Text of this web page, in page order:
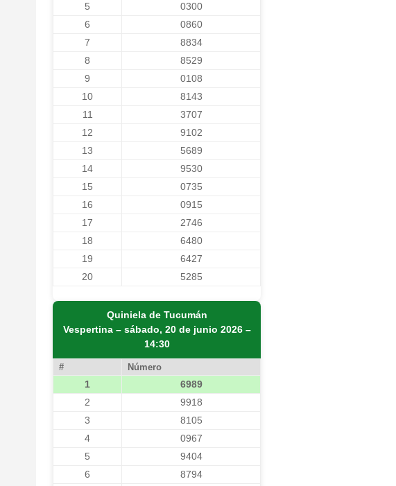
5
0300
6
0860
7
8834
8
8529
9
0108
10
8143
11
3707
12
9102
13
5689
14
9530
15
0735
16
0915
17
2746
18
6480
19
6427
20
5285
Quiniela de Tucumán
Vespertina – sábado, 20 de junio 2026 –
14:30
# Número
1
6989
2
9918
3
8105
4
0967
5
9404
6
8794